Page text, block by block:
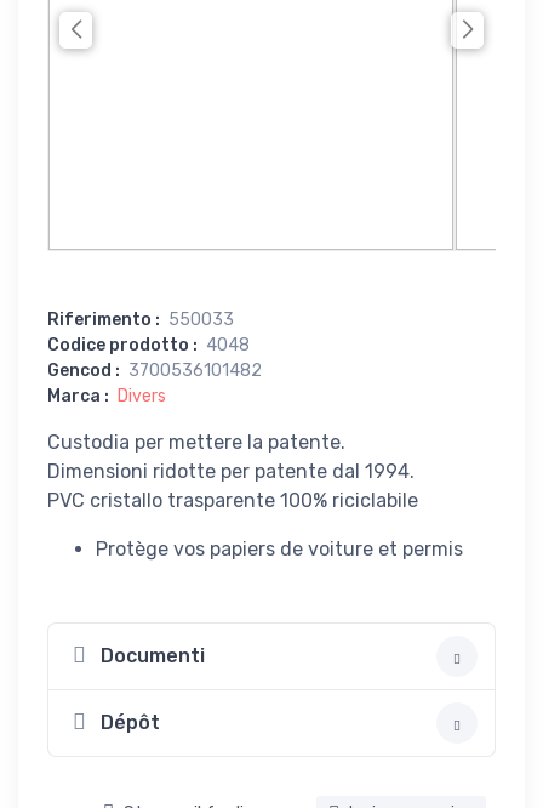
Riferimento : 550033
Codice prodotto : 4048
Gencod : 3700536101482
Marca : Divers
Custodia per mettere la patente.
Dimensioni ridotte per patente dal 1994.
PVC cristallo trasparente 100% riciclabile
Protège vos papiers de voiture et permis
Documenti
Dépôt